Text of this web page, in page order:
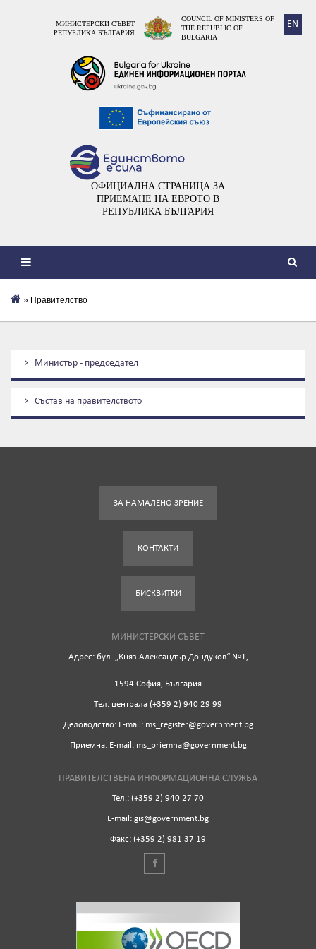
EN
МИНИСТЕРСКИ СЪВЕТ
РЕПУБЛИКА БЪЛГАРИЯ
COUNCIL OF MINISTERS OF
THE REPUBLIC OF
BULGARIA
ОФИЦИАЛНА СТРАНИЦА ЗА
ПРИЕМАНЕ НА ЕВРОТО В
РЕПУБЛИКА БЪЛГАРИЯ
» Правителство
Министър - председател
Състав на правителството
ЗА НАМАЛЕНО ЗРЕНИЕ
КОНТАКТИ
БИСКВИТКИ
МИНИСТЕРСКИ СЪВЕТ
Адрес: бул. „Княз Александър Дондуков“ №1,
1594 София, България
Tел. централа (+359 2) 940 29 99
Деловодство: Е-mail: ms_register@government.bg
Приемна: Е-mail: ms_priemna@government.bg
ПРАВИТЕЛСТВЕНА ИНФОРМАЦИОННА СЛУЖБА
Тел.: (+359 2) 940 27 70
Е-mail: gis@government.bg
Факс: (+359 2) 981 37 19